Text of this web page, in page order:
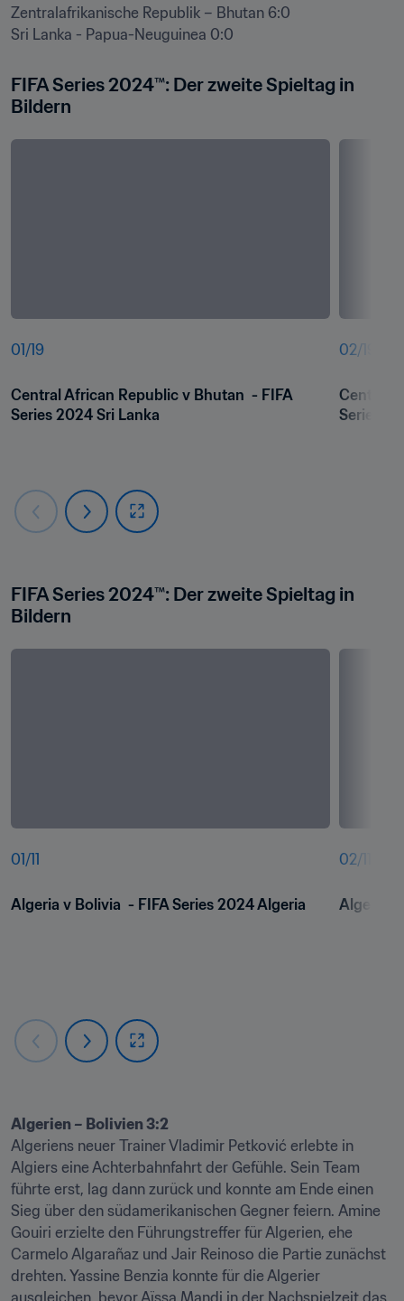
Zentralafrikanische Republik – Bhutan 6:0
Sri Lanka - Papua-Neuguinea 0:0
FIFA Series 2024™: Der zweite Spieltag in
Bildern
01 /19
Central African Republic v Bhutan  - FIFA
Series 2024 Sri Lanka
02/19
Central
Series
FIFA Series 2024™: Der zweite Spieltag in
Bildern
01 /11
Algeria v Bolivia  - FIFA Series 2024 Algeria
02/11
Algeria v
Algeriens neuer Trainer Vladimir Petković erlebte in
Algiers eine Achterbahnfahrt der Gefühle. Sein Team
führte erst, lag dann zurück und konnte am Ende einen
Sieg über den südamerikanischen Gegner feiern. Amine
Gouiri erzielte den Führungstreffer für Algerien, ehe
Carmelo Algarañaz und Jair Reinoso die Partie zunächst
drehten. Yassine Benzia konnte für die Algerier
ausgleichen, bevor Aïssa Mandi in der Nachspielzeit das